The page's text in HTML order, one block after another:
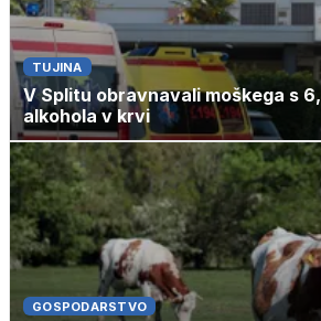
TUJINA
V Splitu obravnavali moškega s
alkohola v krvi
GOSPODARSTVO